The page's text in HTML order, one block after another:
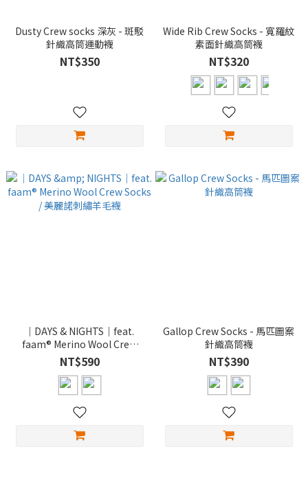
Dusty Crew socks 深灰 - 斑駁
針織高筒運動襪
NT$350
Wide Rib Crew Socks - 寬羅紋
素面針織高筒襪
NT$320
｜DAYS & NIGHTS｜feat.
faam® Merino Wool Crew
Socks / 美麗諾刺繡羊毛襪
NT$590
Gallop Crew Socks - 馬匹圖案
針織高筒襪
NT$390